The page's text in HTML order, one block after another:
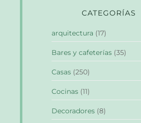
CATEGORÍAS
arquitectura (17)
Bares y cafeterías (35)
Casas (250)
Cocinas (11)
Decoradores (8)